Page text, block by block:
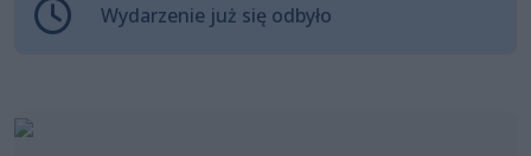
Wydarzenie już się odbyło